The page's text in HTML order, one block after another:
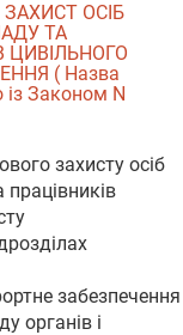
ЗАХИСТ ОСІБ
ТА
ЦИВІЛЬНОГО
( Назва
із Законом N
захисту осіб
забезпечення
органів і